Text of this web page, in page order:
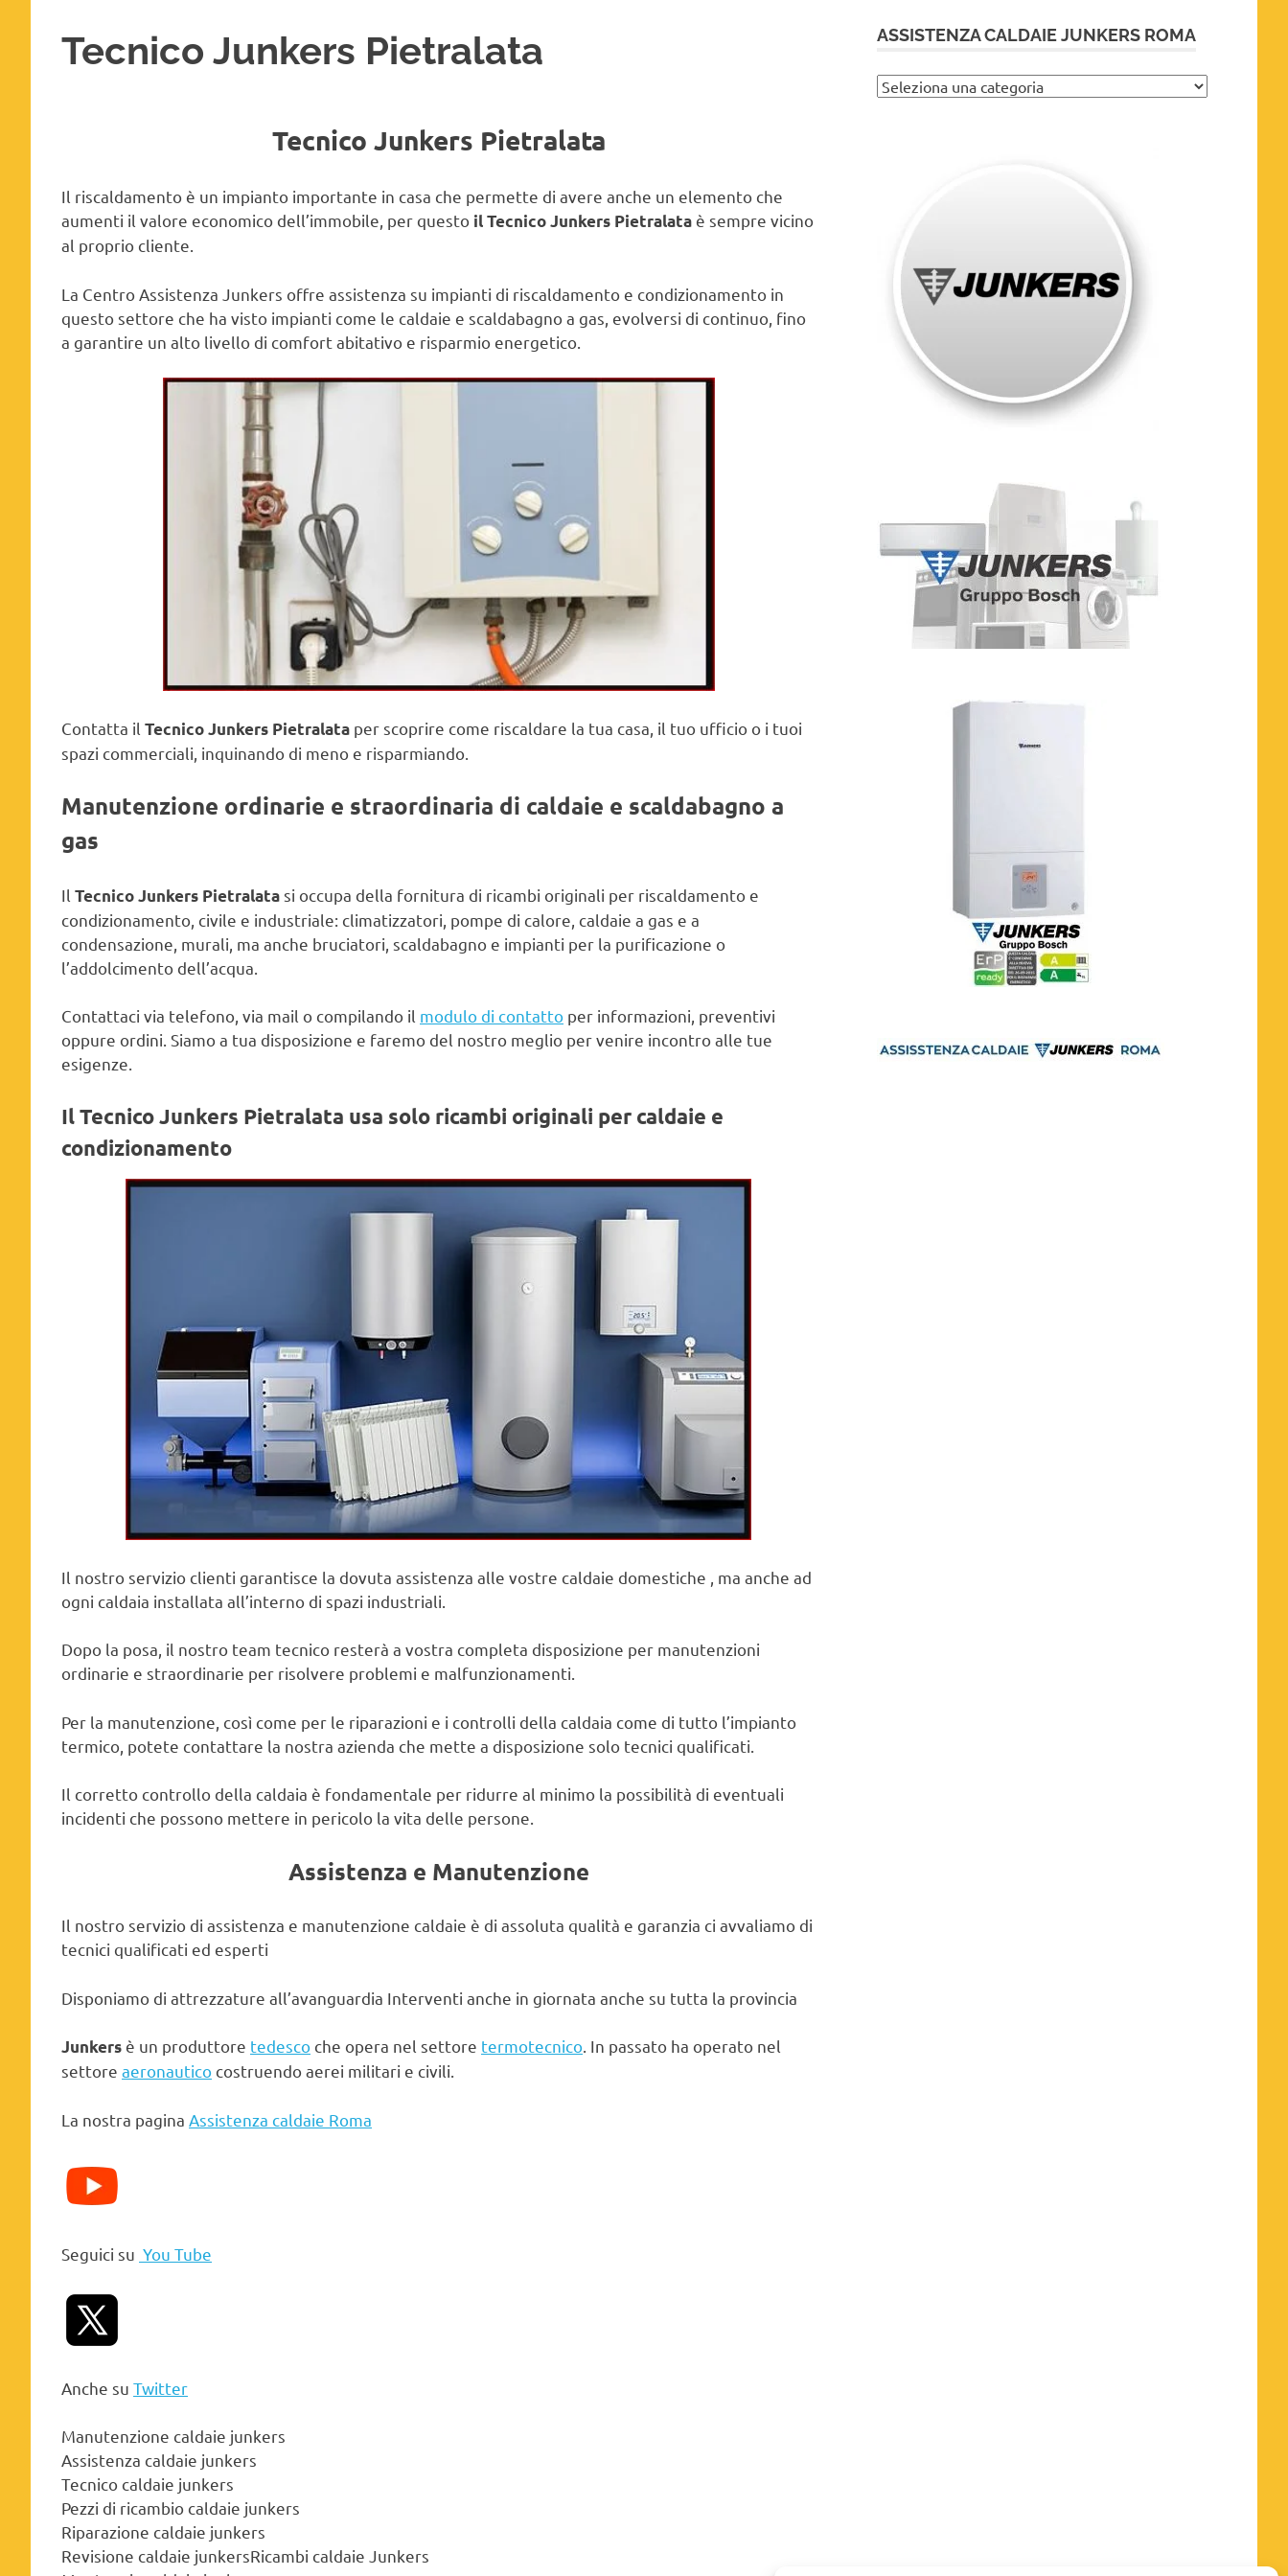
Tecnico Junkers Pietralata
Tecnico Junkers Pietralata
Il riscaldamento è un impianto importante in casa che permette di avere anche un elemento che
aumenti il valore economico dell’immobile, per questo il Tecnico Junkers Pietralata è sempre vicino
al proprio cliente.
La Centro Assistenza Junkers offre assistenza su impianti di riscaldamento e condizionamento in
questo settore che ha visto impianti come le caldaie e scaldabagno a gas, evolversi di continuo, fino
a garantire un alto livello di comfort abitativo e risparmio energetico.
Contatta il Tecnico Junkers Pietralata per scoprire come riscaldare la tua casa, il tuo ufficio o i tuoi
spazi commerciali, inquinando di meno e risparmiando.
Manutenzione ordinarie e straordinaria di caldaie e scaldabagno a
gas
Il Tecnico Junkers Pietralata si occupa della fornitura di ricambi originali per riscaldamento e
condizionamento, civile e industriale: climatizzatori, pompe di calore, caldaie a gas e a
condensazione, murali, ma anche bruciatori, scaldabagno e impianti per la purificazione o
l’addolcimento dell’acqua.
Contattaci via telefono, via mail o compilando il modulo di contatto per informazioni, preventivi
oppure ordini. Siamo a tua disposizione e faremo del nostro meglio per venire incontro alle tue
esigenze.
Il Tecnico Junkers Pietralata usa solo ricambi originali per caldaie e
condizionamento
Il nostro servizio clienti garantisce la dovuta assistenza alle vostre caldaie domestiche , ma anche ad
ogni caldaia installata all’interno di spazi industriali.
Dopo la posa, il nostro team tecnico resterà a vostra completa disposizione per manutenzioni
ordinarie e straordinarie per risolvere problemi e malfunzionamenti.
Per la manutenzione, così come per le riparazioni e i controlli della caldaia come di tutto l’impianto
termico, potete contattare la nostra azienda che mette a disposizione solo tecnici qualificati.
Il corretto controllo della caldaia è fondamentale per ridurre al minimo la possibilità di eventuali
incidenti che possono mettere in pericolo la vita delle persone.
Assistenza e Manutenzione
Il nostro servizio di assistenza e manutenzione caldaie è di assoluta qualità e garanzia ci avvaliamo di
tecnici qualificati ed esperti
Disponiamo di attrezzature all’avanguardia Interventi anche in giornata anche su tutta la provincia
Junkers è un produttore tedesco che opera nel settore termotecnico. In passato ha operato nel
settore aeronautico costruendo aerei militari e civili.
La nostra pagina Assistenza caldaie Roma
Seguici su You Tube
Anche su Twitter
Manutenzione caldaie junkers
Assistenza caldaie junkers
Tecnico caldaie junkers
Pezzi di ricambio caldaie junkers
Riparazione caldaie junkers
Revisione caldaie junkersRicambi caldaie Junkers
ASSISTENZA CALDAIE JUNKERS ROMA
Assistenza